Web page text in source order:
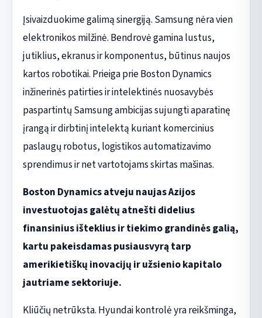
Įsivaizduokime galimą sinergiją. Samsung nėra vien
elektronikos milžinė. Bendrovė gamina lustus,
jutiklius, ekranus ir komponentus, būtinus naujos
kartos robotikai. Prieiga prie Boston Dynamics
inžinerinės patirties ir intelektinės nuosavybės
paspartintų Samsung ambicijas sujungti aparatinę
įrangą ir dirbtinį intelektą kuriant komercinius
paslaugų robotus, logistikos automatizavimo
sprendimus ir net vartotojams skirtas mašinas.
Boston Dynamics atveju naujas Azijos
investuotojas galėtų atnešti didelius
finansinius išteklius ir tiekimo grandinės galią,
kartu pakeisdamas pusiausvyrą tarp
amerikietiškų inovacijų ir užsienio kapitalo
jautriame sektoriuje.
Kliūčių netrūksta. Hyundai kontrolė yra reikšminga,